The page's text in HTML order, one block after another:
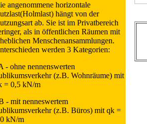
angenommene horizontale
hängt von der
ab. Sie ist im Privatbereich
als in öffentlichen Räumen mit
Menschenansammlungen.
werden 3 Kategorien:
- ohne nennenswerten
(z.B. Wohnräume) mit
= 0,5 kN/m
- mit nenneswertem
(z.B. Büros) mit qk =
kN/m